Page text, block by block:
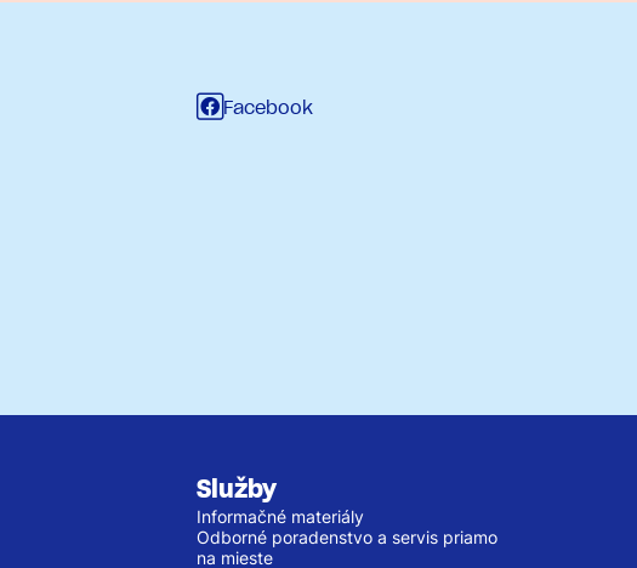
Facebook
Služby
Informačné materiály
Odborné poradenstvo a servis priamo
na mieste